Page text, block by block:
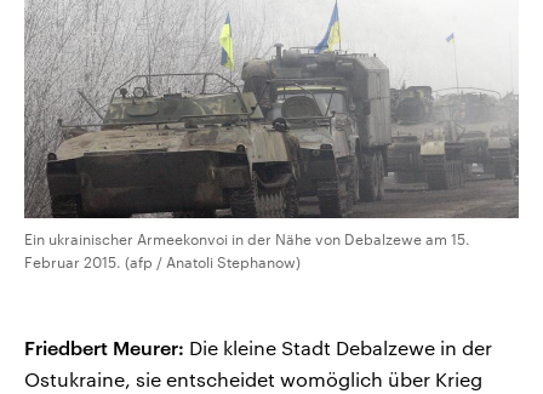
Ein ukrainischer Armeekonvoi in der Nähe von Debalzewe am 15.
Februar 2015. (afp / Anatoli Stephanow)
Friedbert Meurer: Die kleine Stadt Debalzewe in der
Ostukraine, sie entscheidet womöglich über Krieg